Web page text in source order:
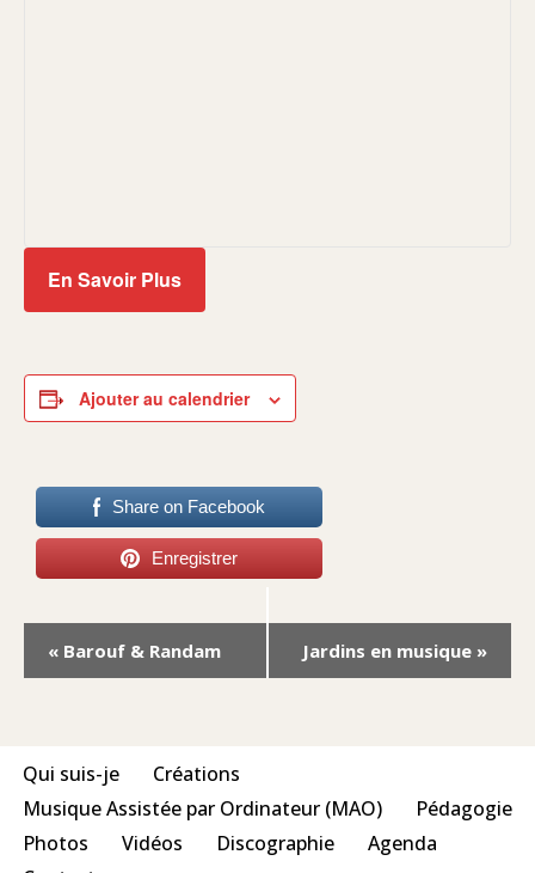
En Savoir Plus
Ajouter au calendrier
Share on Facebook
Enregistrer
Navigation
Évènement
« Barouf & Randam Jardins en musique »
Qui suis-je
Créations
Musique Assistée par Ordinateur (MAO)
Pédagogie
Photos
Vidéos Discographie
Agenda